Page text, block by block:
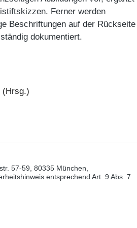
Ferner werden
Beschriftungen auf der Rückseite
dokumentiert.
(Hrsg.)
57-59, 80335 München,
entsprechend Art. 9 Abs. 7